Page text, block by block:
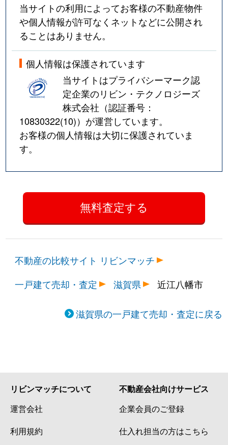
当サイトの利用によってお客様の不動産物件
や個人情報が許可なくネットなどに公開され
ることはありません。
個人情報は保護されています
当サイトはプライバシーマーク認
定企業のリビン・テクノロジーズ
株式会社（認証番号：
10830322(10)）が運営しています。
お客様の個人情報は大切に保護されていま
す。
不動産の比較サイト リビンマッチ
一戸建て売却・査定
滋賀県 近江八幡市
滋賀県の一戸建て売却・査定に戻る
リビンマッチについて
運営会社
利用規約
不動産会社向けサービス
企業会員のご登録
仕入れ担当の方はこちら